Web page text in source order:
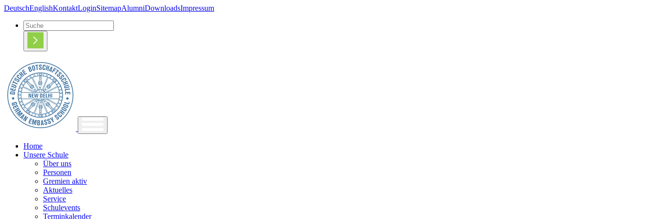
DeutschEnglishKontaktLoginSitemapAlumniDownloadsImpressum
Home
Unsere Schule
Über uns
Personen
Gremien aktiv
Aktuelles
Service
Schulevents
Terminkalender